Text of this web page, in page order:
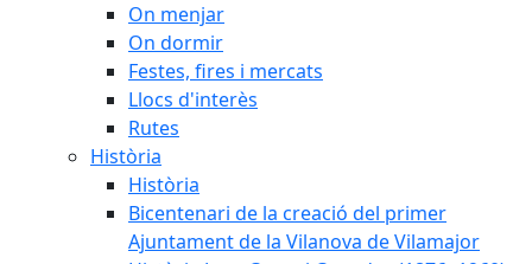
On menjar
On dormir
Festes, fires i mercats
Llocs d'interès
Rutes
Història
Història
Bicentenari de la creació del primer
Ajuntament de la Vilanova de Vilamajor